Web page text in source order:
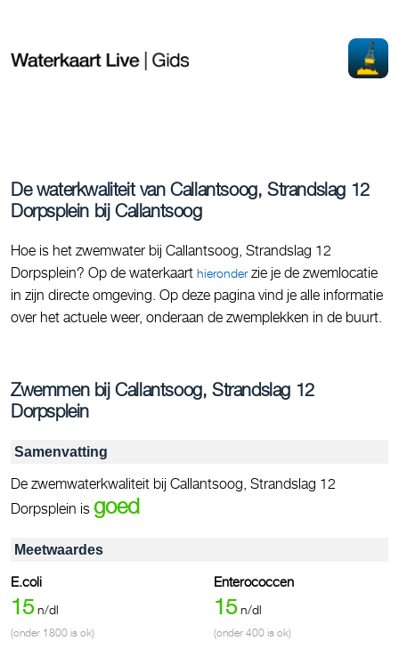
De waterkwaliteit van Callantsoog, Strandslag 12
Dorpsplein bij Callantsoog
Hoe is het zwemwater bij Callantsoog, Strandslag 12
Dorpsplein? Op de waterkaart hieronderzie je de zwemlocatie
in zijn directe omgeving. Op deze pagina vind je alle informatie
over het actuele weer, onderaan de zwemplekken in de buurt.
Zwemmen bij Callantsoog, Strandslag 12
Dorpsplein
Samenvatting
De zwemwaterkwaliteit bij Callantsoog, Strandslag 12
Dorpsplein is goed
Meetwaardes
E.coli
15 n/dl
(onder 1800 is ok)
Enterococcen
15 n/dl
(onder 400 is ok)